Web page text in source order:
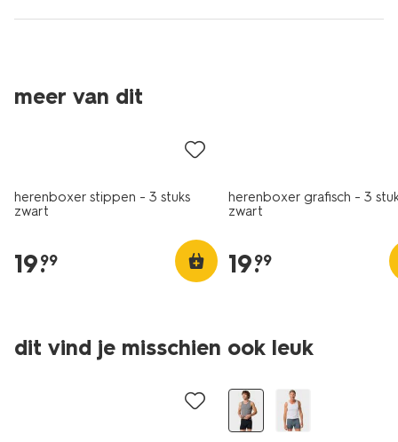
meer van dit
3 stuks
herenboxer stippen - 3 stuks
zwart
19.
99
herenboxer grafisch - 3
zwart
19.
99
dit vind je misschien ook leuk
2+1 gratis
2+1 gratis